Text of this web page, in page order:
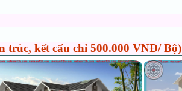
trúc, kết cấu chỉ 500.000 VNĐ/ Bộ)